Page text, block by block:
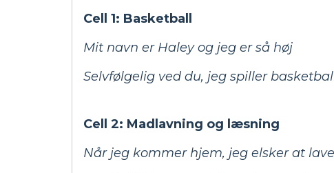
Cell 1: Basketball
Mit navn er Haley og jeg er så høj
Selvfølgelig ved du, jeg spiller
Cell 2: Madlavning og læsning
Når jeg kommer hjem, jeg elsker at